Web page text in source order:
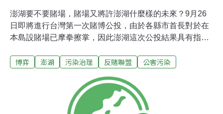
澎湖要不要賭場，賭場又將許澎湖什麼樣的未來？9月26
日即將進行台灣第一次賭博公投，由於各縣市首長對於在
本島設賭場已摩拳擦掌，因此澎湖這次公投結果具有指標
樸、反賭的價值觀是否一夕被顛覆。就像宗教領袖說的：
日)包括導演侯孝賢、前立委王榮璋、三大宗教界領袖、民
間團體共同舉行「反賭誓師大會」，譴責今年1月12日通
過的「離島建設條例」第10-2條，排除原公投法「投票權
博弈 澎湖 污染治理 反賭聯盟 公害污染